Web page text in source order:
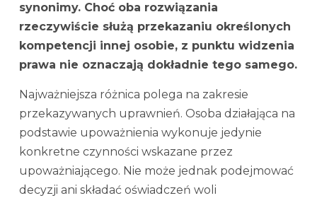
synonimy. Choć oba rozwiązania
rzeczywiście służą przekazaniu określonych
kompetencji innej osobie, z punktu widzenia
prawa nie oznaczają dokładnie tego samego.
Najważniejsza różnica polega na zakresie
przekazywanych uprawnień. Osoba działająca na
podstawie upoważnienia wykonuje jedynie
konkretne czynności wskazane przez
upoważniającego. Nie może jednak podejmować
decyzji ani składać oświadczeń woli